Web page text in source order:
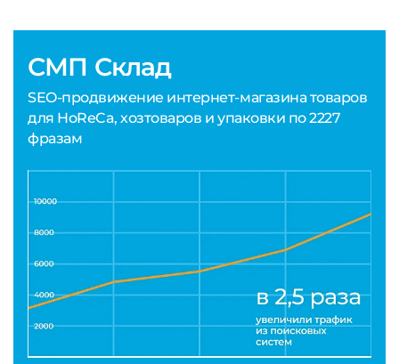
СМП Склад
SEO-продвижение интернет-магазина товаров
для HoReCa, хозтоваров и упаковки по 2227
фразам